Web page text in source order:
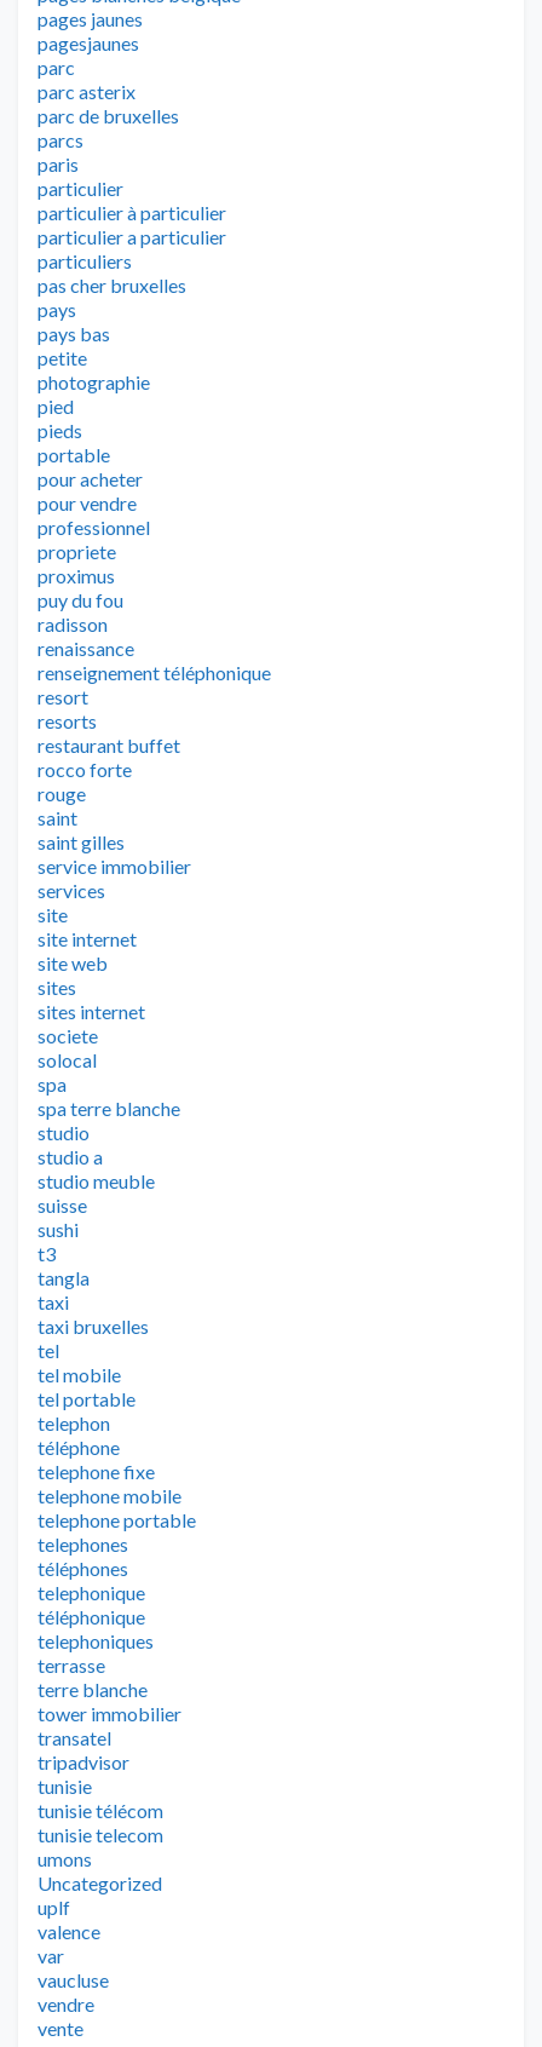
pages jaunes
pagesjaunes
parc
parc asterix
parc de bruxelles
parcs
paris
particulier
particulier à particulier
particulier a particulier
particuliers
pas cher bruxelles
pays
pays bas
petite
photographie
pied
pieds
portable
pour acheter
pour vendre
professionnel
propriete
proximus
puy du fou
radisson
renaissance
renseignement téléphonique
resort
resorts
restaurant buffet
rocco forte
rouge
saint
saint gilles
service immobilier
services
site
site internet
site web
sites
sites internet
societe
solocal
spa
spa terre blanche
studio
studio a
studio meuble
suisse
sushi
t3
tangla
taxi
taxi bruxelles
tel
tel mobile
tel portable
telephon
téléphone
telephone fixe
telephone mobile
telephone portable
telephones
téléphones
telephonique
téléphonique
telephoniques
terrasse
terre blanche
tower immobilier
transatel
tripadvisor
tunisie
tunisie télécom
tunisie telecom
umons
Uncategorized
uplf
valence
var
vaucluse
vendre
vente